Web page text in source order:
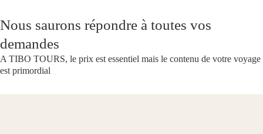
Nous saurons répondre à toutes vos
demandes
A TIBO TOURS, le prix est essentiel mais le contenu de votre voyage
est primordial